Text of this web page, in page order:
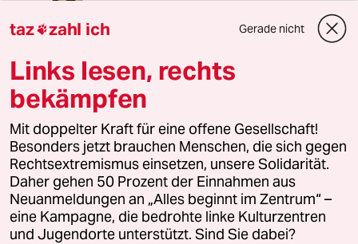
@80576 (Profil gelöscht):
Schlechtes Argument?
T TazTiz
05.05.2018,15:42 Uhr
@Rudolf Fissner:
Kann man Geld essen?
Hunger ist wirklich keine Frage des
Geldes.
taz zahl ich Gerade nicht
Links lesen, rechts
bekämpfen
Mit doppelter Kraft für eine offene Gesellschaft!
Besonders jetzt brauchen Menschen, die sich gegen
Rechtsextremismus einsetzen, unsere Solidarität.
Daher gehen 50 Prozent der Einnahmen aus
Neuanmeldungen an „Alles beginnt im Zentrum“ –
eine Kampagne, die bedrohte linke Kulturzentren
und Jugendorte unterstützt. Sind Sie dabei?